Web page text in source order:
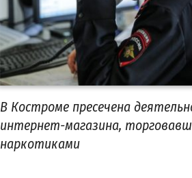
В Костроме пресечена
интернет-магазина,
наркотиками